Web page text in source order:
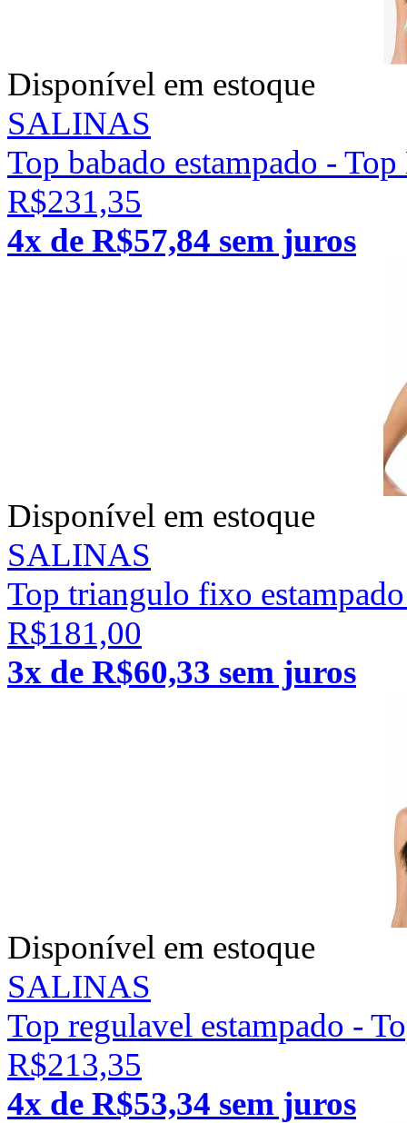
Disponível em estoque
SALINAS
Top babado estampado -
R$231,35
4x de R$57,84 sem juros
Disponível em estoque
SALINAS
Top triangulo fixo
R$181,00
3x de R$60,33 sem juros
Disponível em estoque
SALINAS
Top regulavel estampado -
R$213,35
4x de R$53,34 sem juros